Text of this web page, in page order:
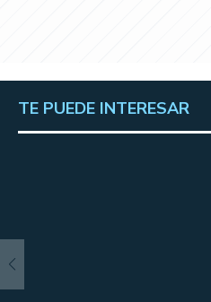
TE PUEDE INTERESAR